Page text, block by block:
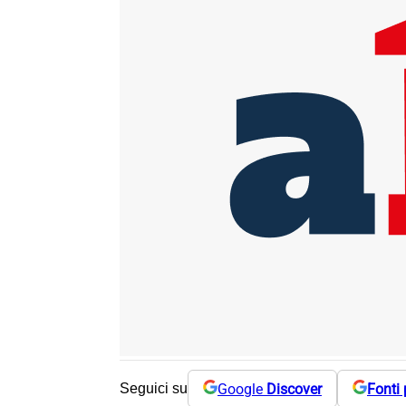
Seguici su Google Discover Fonti